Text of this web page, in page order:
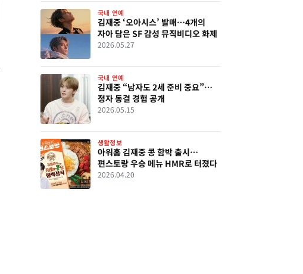
국내 연예
김재중 ‘오아시스’ 발매…4개의
자아 담은 SF 감성 뮤직비디오 화제
2026.05.27
국내 연예
김재중 “남자도 2세 준비 중요”…
정자 동결 경험 공개
2026.05.15
생활정보
아워홈 김재중 콩 함박 출시…
편스토랑 우승 메뉴 HMR로 터졌다
2026.04.20